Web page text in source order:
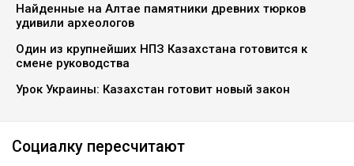
Найденные на Алтае памятники древних тюрков
удивили археологов
Один из крупнейших НПЗ Казахстана готовится к
смене руководства
Урок Украины: Казахстан готовит новый закон
Социалку пересчитают